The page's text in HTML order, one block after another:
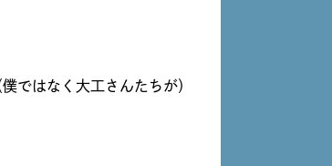
はなく大工さんたちが）